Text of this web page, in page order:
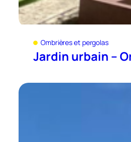
Ombrières et pergolas
Jardin urbain –